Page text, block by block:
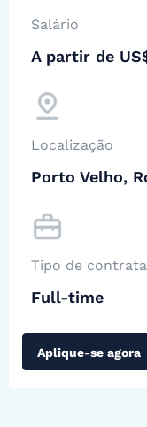
Salário
A partir de
Localização
Porto Velho,
Tipo de
Full-time
Aplique-se agora